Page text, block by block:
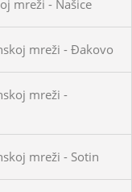
mreži - Našice
mreži - Đakovo
mreži -
mreži - Sotin